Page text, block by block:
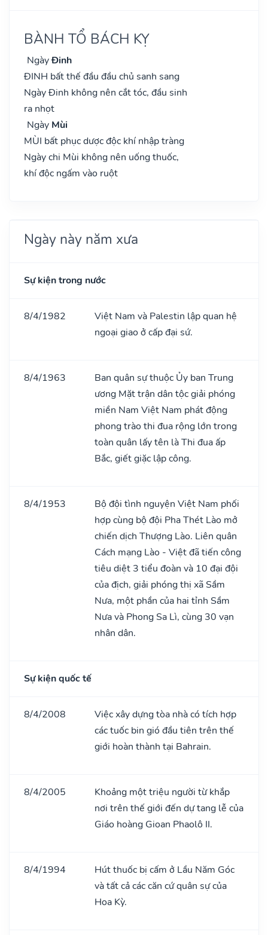
BÀNH TỔ BÁCH KỴ
NgàyĐinh
ĐINH bất thế đầu đầu chủ sanh sang
Ngày Đinh không nên cắt tóc, đầu sinh
ra nhọt
Ngày Mùi
MÙI bất phục dược độc khí nhập tràng
Ngày chi Mùi không nên uống thuốc,
khí độc ngấm vào ruột
Ngày này năm xưa
Sự kiện trong nước
8/4/1982
Việt Nam và Palestin lập quan hệ
ngoại giao ở cấp đại sứ.
8/4/1963
Ban quân sự thuộc Ủy ban Trung
ương Mặt trận dân tộc giải phóng
miền Nam Việt Nam phát động
phong trào thi đua rộng lớn trong
toàn quân lấy tên là Thi đua ấp
Bắc, giết giặc lập công.
8/4/1953
Bộ đội tình nguyện Việt Nam phối
hợp cùng bộ đội Pha Thét Lào mở
chiến dịch Thượng Lào. Liên quân
Cách mạng Lào - Việt đã tiến công
tiêu diệt 3 tiểu đoàn và 10 đại đội
của địch, giải phóng thị xã Sầm
Nưa, một phần của hai tỉnh Sầm
Nưa và Phong Sa Lì, cùng 30 vạn
nhân dân.
Sự kiện quốc tế
8/4/2008
Việc xây dựng tòa nhà có tích hợp
các tuốc bin gió đầu tiên trên thế
giới hoàn thành tại Bahrain.
8/4/2005
Khoảng một triệu người từ khắp
nơi trên thế giới đến dự tang lễ của
Giáo hoàng Gioan Phaolô II.
8/4/1994
Hút thuốc bị cấm ở Lầu Năm Góc
và tất cả các căn cứ quân sự của
Hoa Kỳ.